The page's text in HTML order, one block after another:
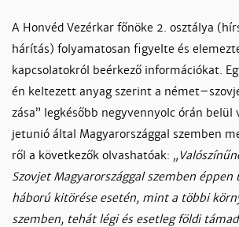
A Hon­véd Ve­zér­kar fő­nö­ke 2. osz­tá­lya
há­rí­tás) fo­lya­ma­to­san fi­gyel­te és
kap­cso­la­tok­ról beér­ke­ző in­for­má­ció­kat.
én kel­te­zett anyag sze­rint a
zá­sa” leg­ké­sőbb negy­ven­nyolc órán
jetunió ál­tal Ma­gyaror­szág­gal szem­ben
ről a kö­vet­ke­zők ol­vas­ha­tóak:
Szov­jet Ma­gyaror­szág­gal szem­ben ép­pen
há­bo­rú ki­tö­ré­se ese­tén, mint a töb­bi
szem­ben, te­hát lé­gi és eset­leg föl­di